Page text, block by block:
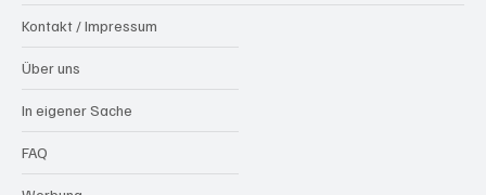
Kontakt / Impressum
Über uns
In eigener Sache
FAQ